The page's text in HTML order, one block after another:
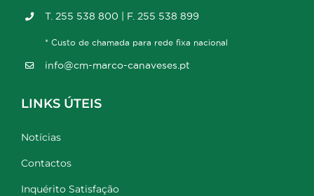
T. 255 538 800 | F. 255 538 899
* Custo de chamada para rede fixa nacional
info@cm-marco-canaveses.pt
LINKS ÚTEIS
Notícias
Contactos
Inquérito Satisfação